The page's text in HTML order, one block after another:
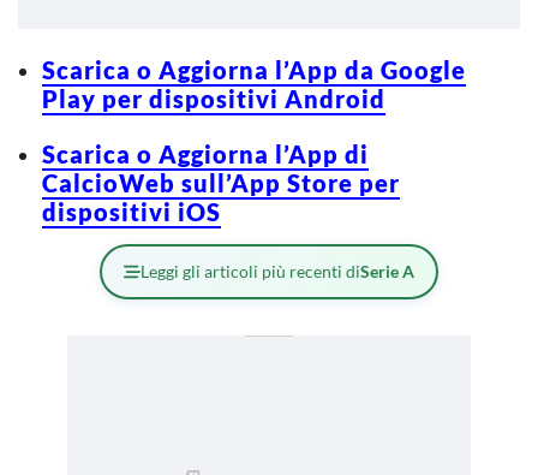
Scarica o Aggiorna l’App da Google
Play per dispositivi Android
Scarica o Aggiorna l’App di
CalcioWeb sull’App Store per
dispositivi iOS
Leggi gli articoli più recenti diSerie A